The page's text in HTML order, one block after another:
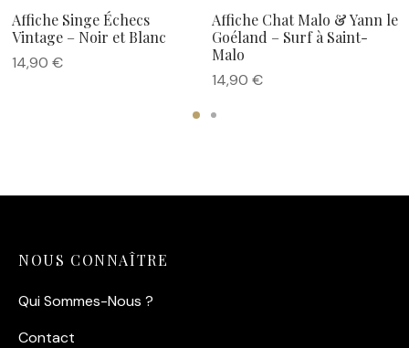
Affiche Singe Échecs
Vintage – Noir et Blanc
14,90 €
Affiche Chat Malo & Yann le
Goéland – Surf à Saint-
Malo
14,90 €
NOUS CONNAÎTRE
Qui Sommes-Nous ?
Contact